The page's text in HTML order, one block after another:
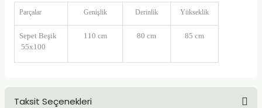
Parçalar Genişlik Derinlik Yükseklik
Sepet Beşik
55x100
110 cm 80 cm 85 cm
Taksit Seçenekleri